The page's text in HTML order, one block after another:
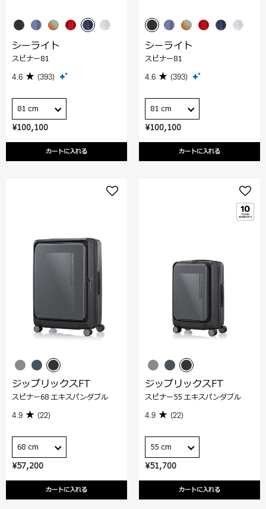
¥100,100
カートに入れる
シーライト
スピナー81
4.6 (393)
81 cm
¥100,100
カートに入れる
シーライト
スピナー81
4.6 (393)
81 cm
¥57,200
カートに入れる
ジップリックスFT
スピナー68 エキスパンダブル
4.9 (22)
68 cm
¥51,700
カートに入れる
ジップリックスFT
スピナー55 エキスパンダブル
4.9 (22)
55 cm